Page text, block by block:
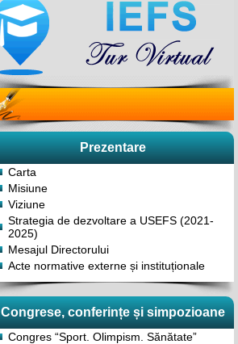
Prezentare
Carta
Misiune
Viziune
Strategia de dezvoltare a USEFS (2021-
2025)
Mesajul Directorului
Acte normative externe și instituționale
Congrese, conferințe și simpozioane
Congres “Sport. Olimpism. Sănătate”